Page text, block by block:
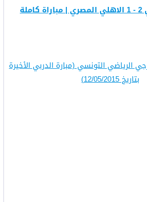
الرياضي التونسي (مبارة الدربي الأخيرة
بتاريخ 12/05/2015)